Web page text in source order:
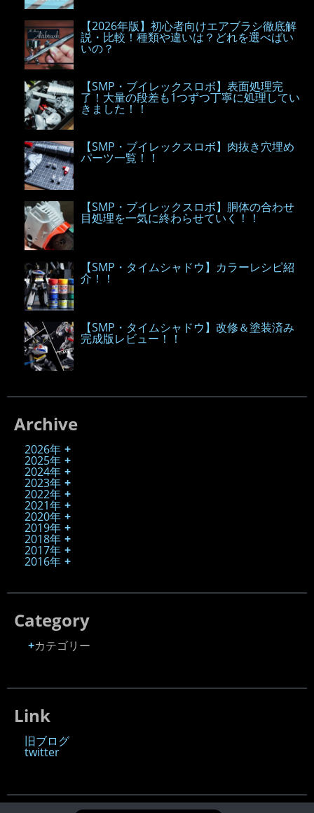
【2026年版】初心者向けエアブラシ徹底解
説・比較！種類や違いは？どれを選べばい
いの？
【SMP・ブイレックスロボ】表面処理完
了！大量の段差も1つずつ丁寧に処理してい
きました！！
【SMP・ブイレックスロボ】肉抜き穴埋め
パーツ一覧！！
【SMP・ブイレックスロボ】胴体の合わせ
目処理を一気に終わらせていく！！
【SMP・タイムシャドウ】カラーレシピ紹
介！！
【SMP・タイムシャドウ】改修＆塗装済み
完成版レビュー！！
Archive
2026年
2025年
2024年
2023年
2022年
2021年
2020年
2019年
2018年
2017年
2016年
Category
カテゴリー
Link
旧ブログ
twitter